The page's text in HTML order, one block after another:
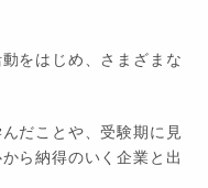
をはじめ、さまざまな
だことや、受験期に見
ら納得のいく企業と出